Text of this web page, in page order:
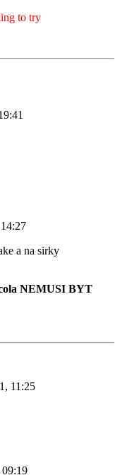
to try
a na sirky
NEMUSI BYT
11:25
09:19